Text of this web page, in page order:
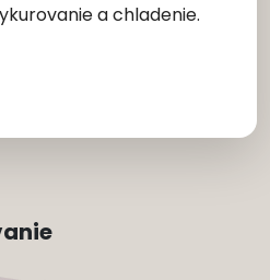
a chladenie.